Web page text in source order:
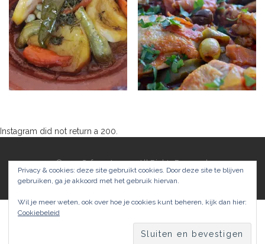
Instagram did not return a 200.
©2017 SafranaArgana. All Rights Reserved.
Theme byMOOZ ThemesPowered by WordPress
Privacy & cookies: deze site gebruikt cookies. Door deze site te blijven
gebruiken, ga je akkoord met het gebruik hiervan.
Wil je meer weten, ook over hoe je cookies kunt beheren, kijk dan hier:
Cookiebeleid